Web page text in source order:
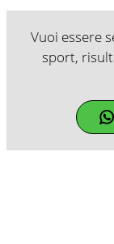
Vuoi essere
sport,